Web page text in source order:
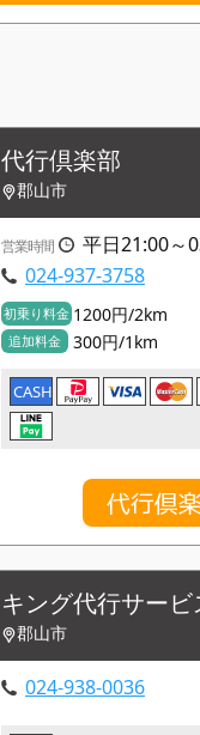
代行倶楽部
郡山市
営業時間
平日21:00～
024-937-3758
初乗り料金 1200円/2km
追加料金 300円/1km
CASH
代行倶
キング代行サービ
郡山市
024-938-0036